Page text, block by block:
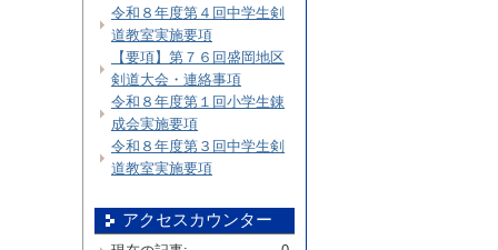
令和８年度第４回中学生剣
道教室実施要項
【要項】第７６回盛岡地区
剣道大会・連絡事項
令和８年度第１回小学生錬
成会実施要項
令和８年度第３回中学生剣
道教室実施要項
アクセスカウンター